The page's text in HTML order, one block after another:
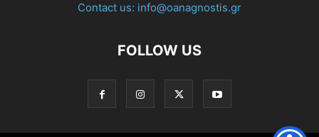
Contact us: info@oanagnostis.gr
FOLLOW US